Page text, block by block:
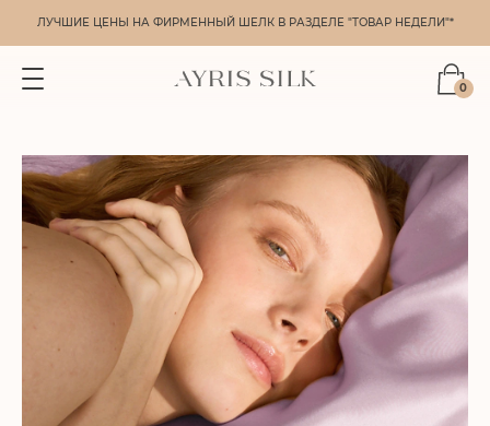
ЛУЧШИЕ ЦЕНЫ НА ФИРМЕННЫЙ ШЕЛК В РАЗДЕЛЕ "ТОВАР НЕДЕЛИ"*
0